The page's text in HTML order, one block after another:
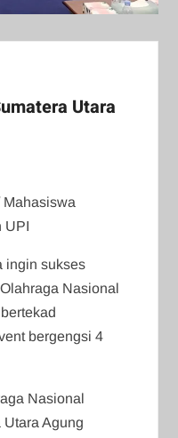
Utara
Mahasiswa
UPI
ingin sukses
Nasional
bergengsi 4
Nasional
Utara Agung